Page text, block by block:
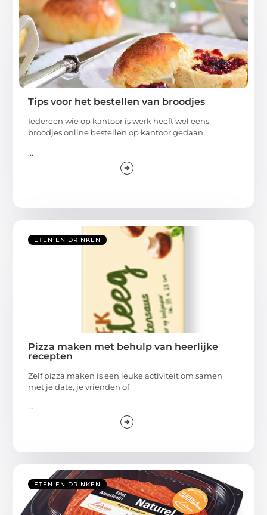
Tips voor het bestellen van broodjes
Iedereen wie op kantoor is werk heeft wel eens
broodjes online bestellen op kantoor gedaan.
...
ETEN EN DRINKEN
Pizza maken met behulp van heerlijke
recepten
Zelf pizza maken is een leuke activiteit om samen
met je date, je vrienden of
...
ETEN EN DRINKEN